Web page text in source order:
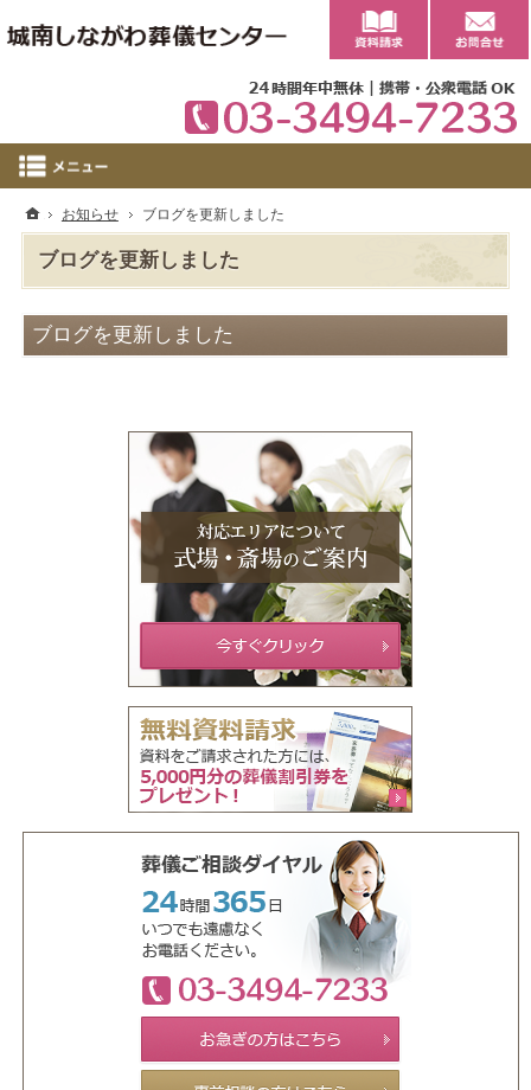
ブログを更新しました
ブログを更新しました
ホーム
お知らせ ブログを更新しました